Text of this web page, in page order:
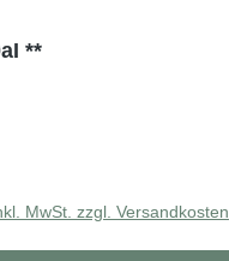
**
Preis:
MwSt. zzgl. Versandkosten